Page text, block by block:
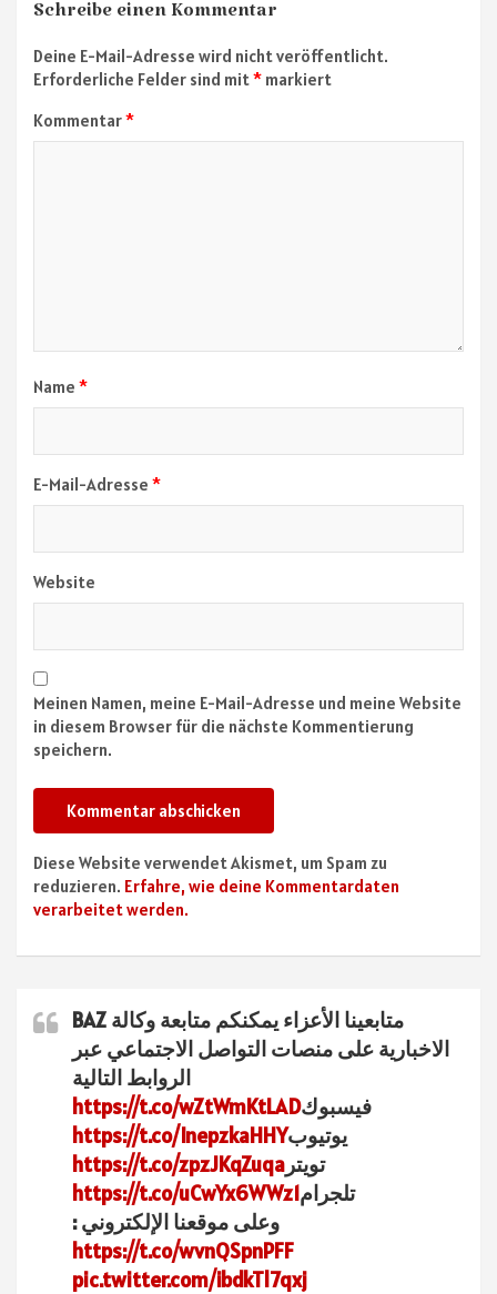
Schreibe einen Kommentar
Deine E-Mail-Adresse wird nicht veröffentlicht.
Erforderliche Felder sind mit* markiert
Kommentar*
Name *
E-Mail-Adresse *
Website
Meinen Namen, meine E-Mail-Adresse und meine Website
in diesem Browser für die nächste Kommentierung
speichern.
Diese Website verwendet Akismet, um Spam zu
reduzieren. Erfahre, wie deine Kommentardaten
verarbeitet werden.
متابعينا الأعزاء يمكنكم متابعة وكالة BAZ
الاخبارية على منصات التواصل الاجتماعي عبر
الروابط التالية
فيسبوكhttps://t.co/wZtWmKtLAD
يوتيوبhttps://t.co/InepzkaHHY
تويتر https://t.co/zpzJKqZuqa
تلجرامhttps://t.co/uCwYx6WWz1
وعلى موقعنا الإلكتروني :
https://t.co/wvnQSpnPFF
pic.twitter.com/ibdkTl7qxj